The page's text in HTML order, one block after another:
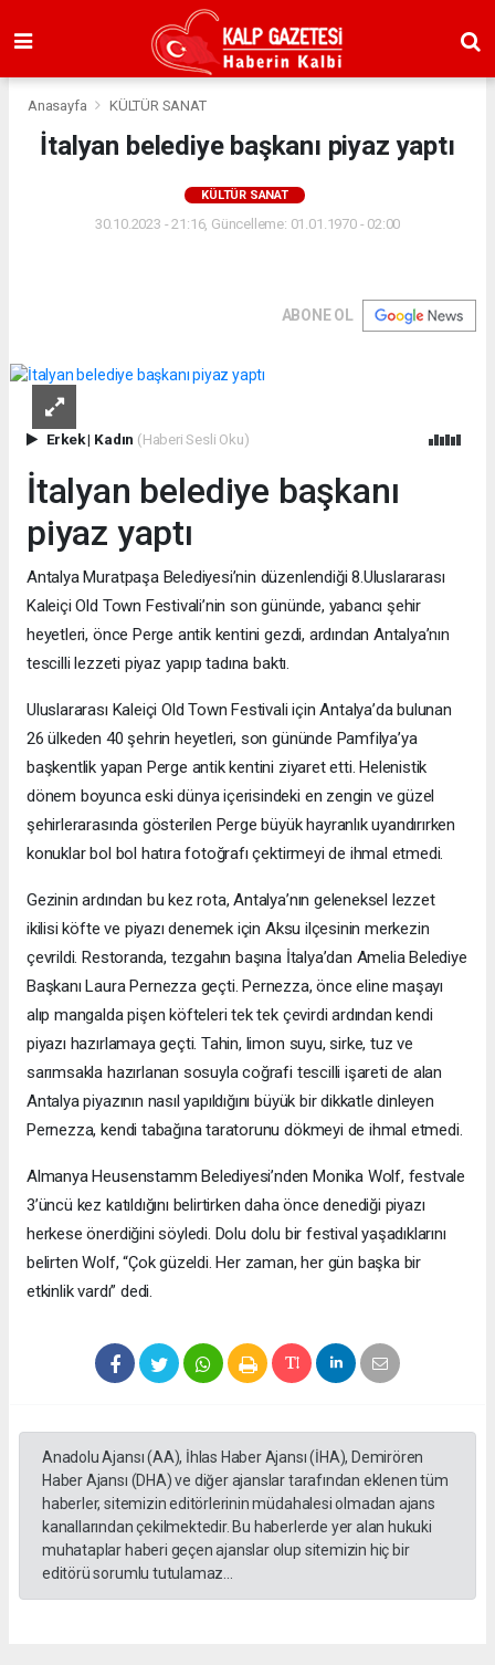
Anasayfa KÜLTÜR SANAT
İtalyan belediye başkanı piyaz yaptı
KÜLTÜR SANAT
30.10.2023 - 21:16, Güncelleme: 01.01.1970 - 02:00
ABONE OL
Erkek| Kadın (Haberi Sesli Oku)
İtalyan belediye başkanı
piyaz yaptı
Antalya Muratpaşa Belediyesi’nin düzenlendiği 8.Uluslararası
Kaleiçi Old Town Festivali’nin son gününde, yabancı şehir
heyetleri, önce Perge antik kentini gezdi, ardından Antalya’nın
tescilli lezzeti piyaz yapıp tadına baktı.
Uluslararası Kaleiçi Old Town Festivali için Antalya’da bulunan
26 ülkeden 40 şehrin heyetleri, son gününde Pamfilya’ya
başkentlik yapan Perge antik kentini ziyaret etti. Helenistik
dönem boyunca eski dünya içerisindeki en zengin ve güzel
şehirlerarasında gösterilen Perge büyük hayranlık uyandırırken
konuklar bol bol hatıra fotoğrafı çektirmeyi de ihmal etmedi.
Gezinin ardından bu kez rota, Antalya’nın geleneksel lezzet
ikilisi köfte ve piyazı denemek için Aksu ilçesinin merkezin
çevrildi. Restoranda, tezgahın başına İtalya’dan Amelia Belediye
Başkanı Laura Pernezza geçti. Pernezza, önce eline maşayı
alıp mangalda pişen köfteleri tek tek çevirdi ardından kendi
piyazı hazırlamaya geçti. Tahin, limon suyu, sirke, tuz ve
sarımsakla hazırlanan sosuyla coğrafi tescilli işareti de alan
Antalya piyazının nasıl yapıldığını büyük bir dikkatle dinleyen
Pernezza, kendi tabağına taratorunu dökmeyi de ihmal etmedi.
Almanya Heusenstamm Belediyesi’nden Monika Wolf, festvale
3’üncü kez katıldığını belirtirken daha önce denediği piyazı
herkese önerdiğini söyledi. Dolu dolu bir festival yaşadıklarını
belirten Wolf, “Çok güzeldi. Her zaman, her gün başka bir
etkinlik vardı” dedi.
Anadolu Ajansı (AA), İhlas Haber Ajansı (İHA), Demirören
Haber Ajansı (DHA) ve diğer ajanslar tarafından eklenen tüm
haberler, sitemizin editörlerinin müdahalesi olmadan ajans
kanallarından çekilmektedir. Bu haberlerde yer alan hukuki
muhataplar haberi geçen ajanslar olup sitemizin hiç bir
editörü sorumlu tutulamaz...